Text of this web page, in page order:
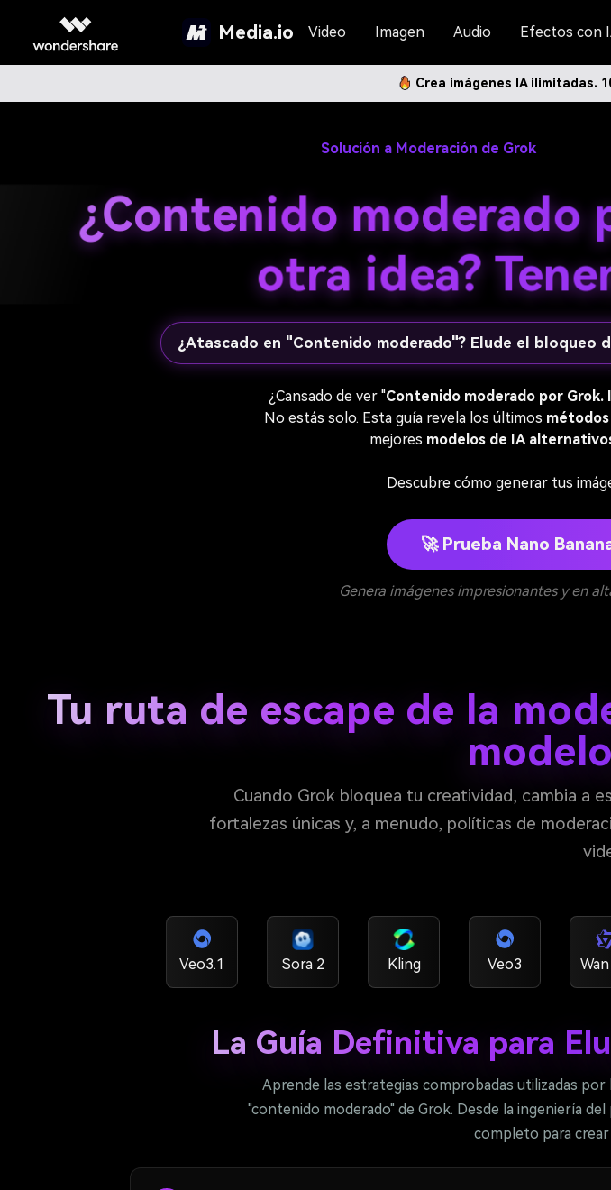
Media.io Video Imagen Audio Efectos con
Crea imágenes IA ilimitadas.
Solución a Moderación de Grok
¿Contenido moderado
otra idea?
¿Atascado en "Contenido moderado"? Elude el
¿Cansado de ver "Contenido moderado por
No estás solo. Esta guía revela los últimos métodos
mejores modelos de IA
Descubre cómo generar tus
🚀 Prueba Nano
Genera imágenes impresionantes y en
Tu ruta de escape de la
Cuando Grok bloquea tu creatividad, cambia a
fortalezas únicas y, a menudo, políticas de
Veo3.1 Sora 2 Kling Veo3
La Guía Definitiva para
Aprende las estrategias comprobadas utilizadas
"contenido moderado" de Grok. Desde la ingeniería
completo para